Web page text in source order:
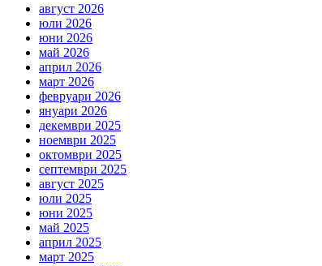
август 2026
юли 2026
юни 2026
май 2026
април 2026
март 2026
февруари 2026
януари 2026
декември 2025
ноември 2025
октомври 2025
септември 2025
август 2025
юли 2025
юни 2025
май 2025
април 2025
март 2025